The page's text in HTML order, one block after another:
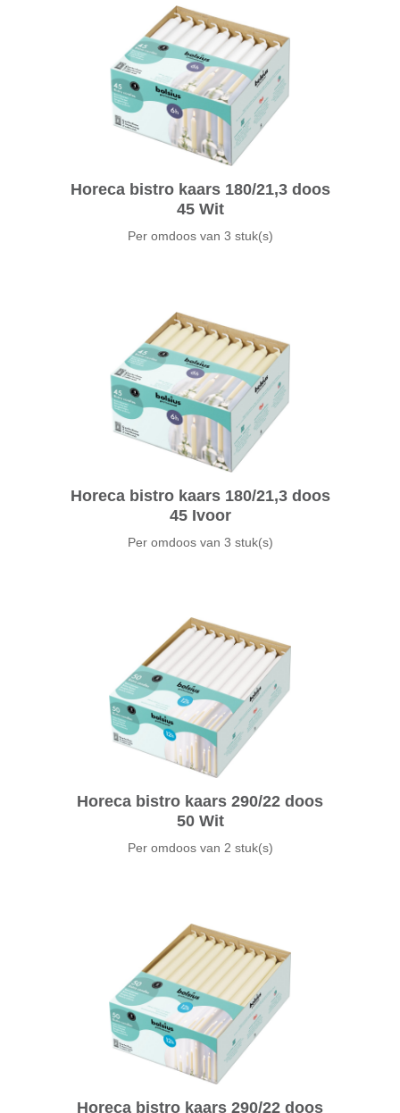
Horeca bistro kaars 180/21,3 doos
45 Wit
Per omdoos van 3 stuk(s)
Horeca bistro kaars 180/21,3 doos
45 Ivoor
Per omdoos van 3 stuk(s)
Horeca bistro kaars 290/22 doos
50 Wit
Per omdoos van 2 stuk(s)
Horeca bistro kaars 290/22 doos